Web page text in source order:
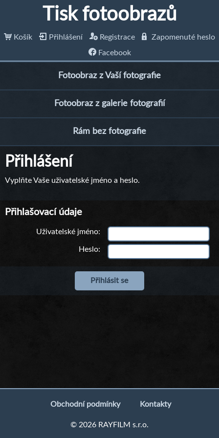
Tisk fotoobrazů
Košík Přihlášení Registrace
Zapomenuté heslo
Facebook
Fotoobraz z Vaší fotografie
Fotoobraz z galerie fotografií
Rám bez fotografie
Přihlášení
Vyplňte Vaše uživatelské jméno a heslo.
Přihlašovací údaje
Uživatelské jméno
Heslo
Obchodní podmínky Kontakty
© 2026 RAYFILM s.r.o.